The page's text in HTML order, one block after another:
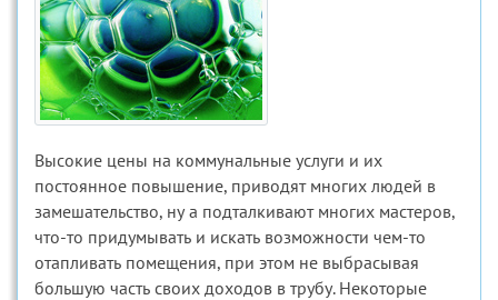
Высокие цены на коммунальные услуги и их
постоянное повышение, приводят многих людей в
замешательство, ну а подталкивают многих мастеров,
что-то придумывать и искать возможности чем-то
отапливать помещения, при этом не выбрасывая
большую часть своих доходов в трубу. Некоторые